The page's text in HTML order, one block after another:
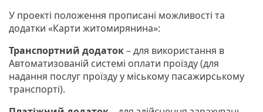
У проекті положення прописані можливості та
додатки «Карти житомирянина»:
Транспортний додаток– для використання в
Автоматизованій системі оплати проїзду (для
надання послуг проїзду у міському пасажирському
транспорті).